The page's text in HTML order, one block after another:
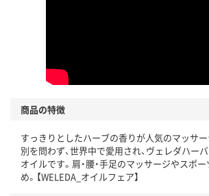
商品の特徴
すっきりとしたハーブの香りが人気のマッサー
別を問わず、世界中で愛用され、ヴェレダハー
オイルです。肩・腰・手足のマッサージやスポ
め。【WELEDA_オイルフェア】